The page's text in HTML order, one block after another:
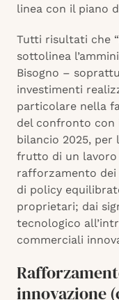
linea con il piano
Tutti risultati che
sottolinea
Bisogno –
investimenti
particolare nella
del confronto con
bilancio 2025, per
frutto di un
rafforzamento
di policy
proprietari; dai
tecnologico
commerciali
innovazione